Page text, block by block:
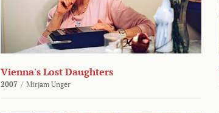
Vienna's Lost Daughters
2007 / Mirjam Unger